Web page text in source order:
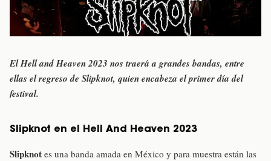
El Hell and Heaven 2023 nos traerá a grandes bandas, entre
ellas el regreso de Slipknot, quien encabeza el primer día del
festival.
Slipknot en el Hell And Heaven 2023
Slipknot es una banda amada en México y para muestra están las